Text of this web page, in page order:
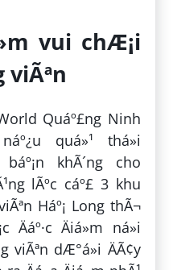
vui chÆ¡i
viÃªn
Quáº£ng Ninh
quá»¹ thá»i
khÃ´ng cho
lÃºc cáº£ 3 khu
Háº¡ Long thÃ¬
Äiá»m ná»i
viÃªn dÆ°á»i ÄÃ¢y